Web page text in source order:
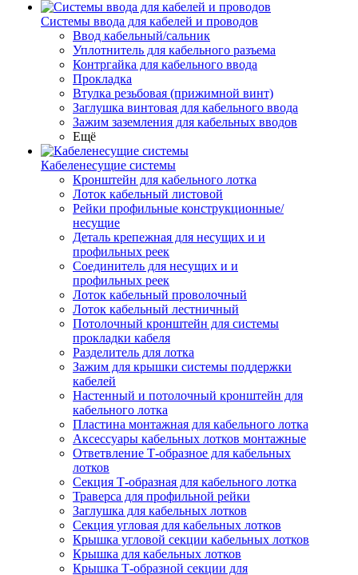
Системы ввода для кабелей и проводов
Ввод кабельный/сальник
Уплотнитель для кабельного разъема
Контргайка для кабельного ввода
Прокладка
Втулка резьбовая (прижимной винт)
Заглушка винтовая для кабельного ввода
Зажим заземления для кабельных вводов
Ещё
Кабеленесущие системы
Кронштейн для кабельного лотка
Лоток кабельный листовой
Рейки профильные конструкционные/
несущие
Деталь крепежная для несущих и и
профильных реек
Соединитель для несущих и и
профильных реек
Лоток кабельный проволочный
Лоток кабельный лестничный
Потолочный кронштейн для системы
прокладки кабеля
Разделитель для лотка
Зажим для крышки системы поддержки
кабелей
Настенный и потолочный кронштейн для
кабельного лотка
Пластина монтажная для кабельного лотка
Аксессуары кабельных лотков монтажные
Ответвление Т-образное для кабельных
лотков
Секция Т-образная для кабельного лотка
Траверса для профильной рейки
Заглушка для кабельных лотков
Секция угловая для кабельных лотков
Крышка угловой секции кабельных лотков
Крышка для кабельных лотков
Крышка Т-образной секции для